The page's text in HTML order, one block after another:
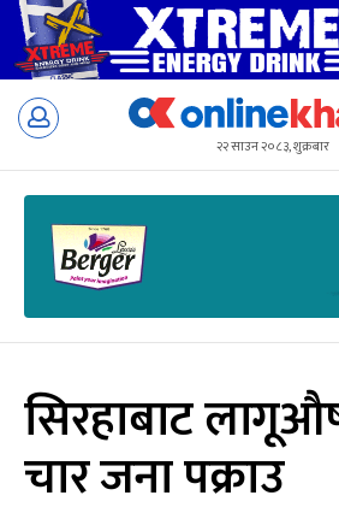
Skip
२२ साउन २०८३, शुक्रबार
सिरहाबाट
चार जना पक्राउ